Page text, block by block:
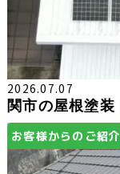
2026.07.07
関市の屋根塗
お客様からのご紹介